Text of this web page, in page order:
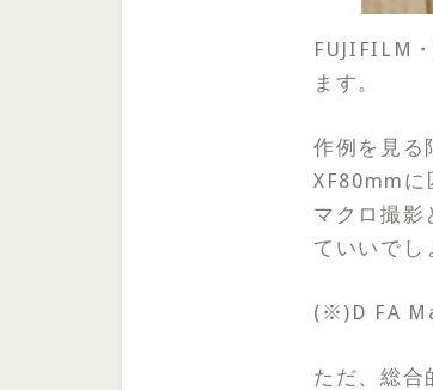
FUJIFILM
ます。
作例を見
XF80mmに
マクロ撮影
ていいでし
(※)D FA
ただ、総合